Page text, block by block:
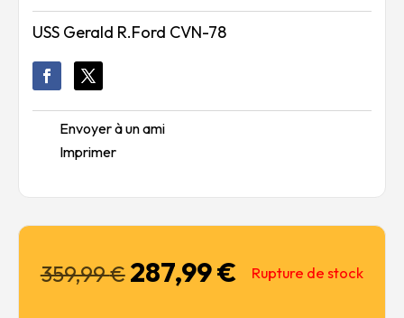
USS Gerald R.Ford CVN-78
Envoyer à un ami
Imprimer
359,99€ Le
prix
287,99€LeRupture de stock